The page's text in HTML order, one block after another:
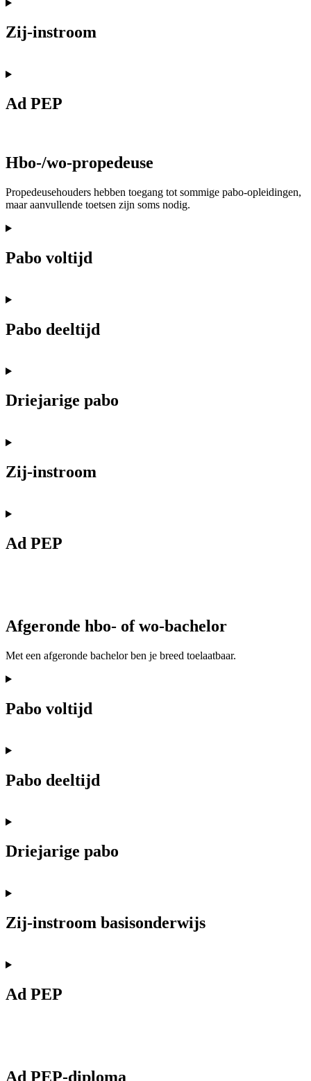
Zij-instroom
Ad PEP
Hbo-/wo-propedeuse
Propedeusehouders hebben toegang tot sommige pabo-opleidingen,
maar aanvullende toetsen zijn soms nodig.
Pabo voltijd
Pabo deeltijd
Driejarige pabo
Zij-instroom
Ad PEP
Afgeronde hbo- of wo-bachelor
Met een afgeronde bachelor ben je breed toelaatbaar.
Pabo voltijd
Pabo deeltijd
Driejarige pabo
Zij-instroom basisonderwijs
Ad PEP
Ad PEP-diploma